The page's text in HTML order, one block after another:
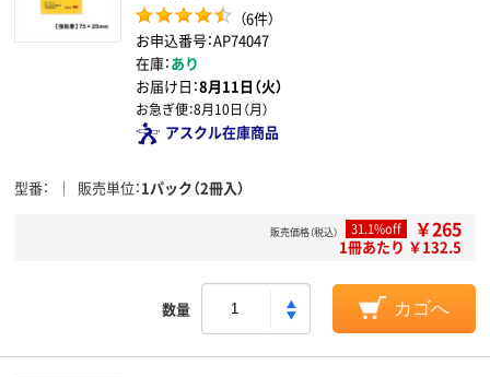
（6件）
お申込番号：AP74047
在庫：あり
お届け日：8月11日（火）
お急ぎ便：8月10日（月）
アスクル在庫商品
型番 販売単位 1パック（2冊入）
販売価格（税込） 31.1%off ￥265
1冊あたり ￥132.5
数量 カゴへ